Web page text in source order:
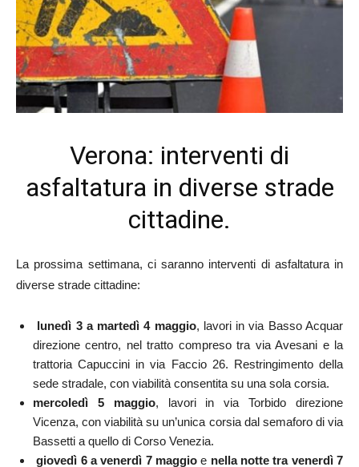
Verona: interventi di
asfaltatura in diverse strade
cittadine.
La prossima settimana, ci saranno interventi di asfaltatura in
diverse strade cittadine:
lunedì 3 a martedì 4 maggio, lavori in via Basso Acquar
direzione centro, nel tratto compreso tra via Avesani e la
trattoria Capuccini in via Faccio 26. Restringimento della
sede stradale, con viabilità consentita su una sola corsia.
mercoledì 5 maggio, lavori in via Torbido direzione
Vicenza, con viabilità su un’unica corsia dal semaforo di via
Bassetti a quello di Corso Venezia.
giovedì 6 a venerdì 7 maggio e nella notte tra venerdì 7